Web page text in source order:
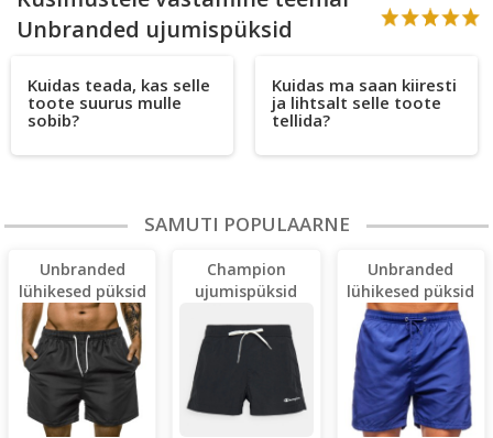
Unbranded ujumispüksid
Kuidas teada, kas selle
toote suurus mulle
sobib?
Kuidas ma saan kiiresti
ja lihtsalt selle toote
tellida?
SAMUTI POPULAARNE
Unbranded
lühikesed püksid
Champion
ujumispüksid
Unbranded
lühikesed püksid